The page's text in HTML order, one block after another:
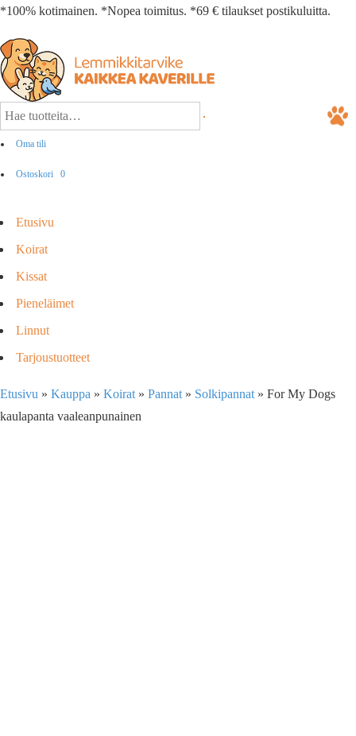
*100% kotimainen. *Nopea toimitus. *69 € tilaukset postikuluitta.
Oma tili
Ostoskori 0
Etusivu
Koirat
Kissat
Pieneläimet
Linnut
Tarjoustuotteet
Etusivu » Kauppa » Koirat » Pannat » Solkipannat » For My Dogs
kaulapanta vaaleanpunainen